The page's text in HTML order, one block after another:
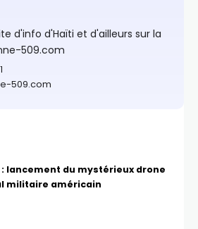
d'info d'Haïti et d'ailleurs sur la
509.com
509.com
: lancement du mystérieux drone
militaire américain